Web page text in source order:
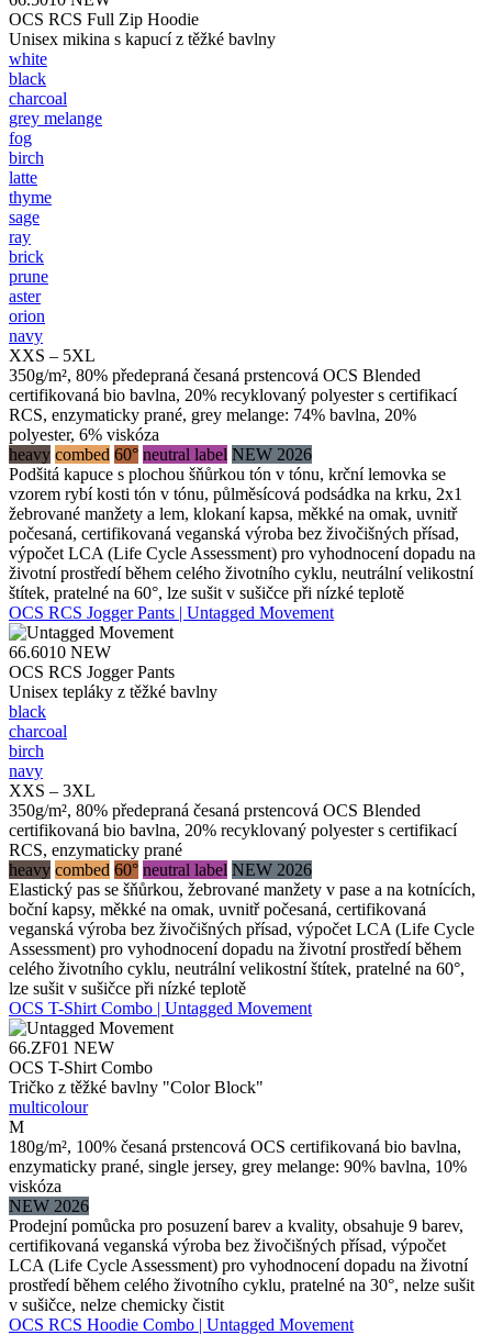
OCS RCS Full Zip Hoodie
Unisex mikina s kapucí z těžké bavlny
white
black
charcoal
grey melange
fog
birch
latte
thyme
sage
ray
brick
prune
aster
orion
navy
XXS – 5XL
350g/m², 80% předepraná česaná prstencová OCS Blended
certifikovaná bio bavlna, 20% recyklovaný polyester s certifikací
RCS, enzymaticky prané, grey melange: 74% bavlna, 20%
polyester, 6% viskóza
heavy combed 60° neutral label NEW 2026
Podšitá kapuce s plochou šňůrkou tón v tónu, krční lemovka se
vzorem rybí kosti tón v tónu, půlměsícová podsádka na krku, 2x1
žebrované manžety a lem, klokaní kapsa, měkké na omak, uvnitř
počesaná, certifikovaná veganská výroba bez živočišných přísad,
výpočet LCA (Life Cycle Assessment) pro vyhodnocení dopadu na
životní prostředí během celého životního cyklu, neutrální velikostní
štítek, pratelné na 60°, lze sušit v sušičce při nízké teplotě
OCS RCS Jogger Pants | Untagged Movement
66.6010 NEW
OCS RCS Jogger Pants
Unisex tepláky z těžké bavlny
black
charcoal
birch
navy
XXS – 3XL
350g/m², 80% předepraná česaná prstencová OCS Blended
certifikovaná bio bavlna, 20% recyklovaný polyester s certifikací
RCS, enzymaticky prané
heavy combed 60° neutral label NEW 2026
Elastický pas se šňůrkou, žebrované manžety v pase a na kotnících,
boční kapsy, měkké na omak, uvnitř počesaná, certifikovaná
veganská výroba bez živočišných přísad, výpočet LCA (Life Cycle
Assessment) pro vyhodnocení dopadu na životní prostředí během
celého životního cyklu, neutrální velikostní štítek, pratelné na 60°,
lze sušit v sušičce při nízké teplotě
OCS T-Shirt Combo | Untagged Movement
66.ZF01 NEW
OCS T-Shirt Combo
Tričko z těžké bavlny "Color Block"
multicolour
M
180g/m², 100% česaná prstencová OCS certifikovaná bio bavlna,
enzymaticky prané, single jersey, grey melange: 90% bavlna, 10%
viskóza
NEW 2026
Prodejní pomůcka pro posuzení barev a kvality, obsahuje 9 barev,
certifikovaná veganská výroba bez živočišných přísad, výpočet
LCA (Life Cycle Assessment) pro vyhodnocení dopadu na životní
prostředí během celého životního cyklu, pratelné na 30°, nelze sušit
v sušičce, nelze chemicky čistit
OCS RCS Hoodie Combo | Untagged Movement